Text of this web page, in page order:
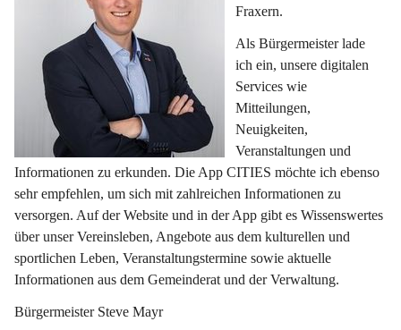
Fraxern.
Als Bürgermeister lade
ich ein, unsere digitalen
Services wie
Mitteilungen,
Neuigkeiten,
Veranstaltungen und
Informationen zu erkunden. Die App CITIES möchte ich ebenso
sehr empfehlen, um sich mit zahlreichen Informationen zu
versorgen. Auf der Website und in der App gibt es Wissenswertes
über unser Vereinsleben, Angebote aus dem kulturellen und
sportlichen Leben, Veranstaltungstermine sowie aktuelle
Informationen aus dem Gemeinderat und der Verwaltung.
Bürgermeister Steve Mayr